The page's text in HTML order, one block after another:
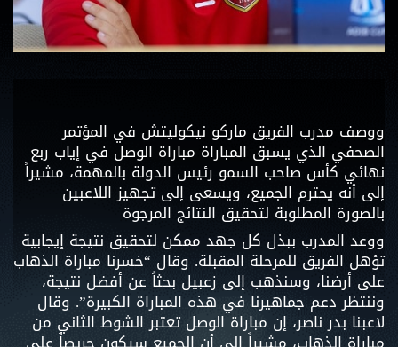
ووصف مدرب الفريق ماركو نيكوليتش في المؤتمر
الصحفي الذي يسبق المباراة مباراة الوصل في إياب ربع
نهائي كأس صاحب السمو رئيس الدولة بالمهمة، مشيراً
إلى أنه يحترم الجميع، ويسعى إلى تجهيز اللاعبين
بالصورة المطلوبة لتحقيق النتائج المرجوة
ووعد المدرب ببذل كل جهد ممكن لتحقيق نتيجة إيجابية
تؤهل الفريق للمرحلة المقبلة. وقال “خسرنا مباراة الذهاب
على أرضنا، وسنذهب إلى زعبيل بحثاً عن أفضل نتيجة،
وننتظر دعم جماهيرنا في هذه المباراة الكبيرة”. وقال
لاعبنا بدر ناصر، إن مباراة الوصل تعتبر الشوط الثاني من